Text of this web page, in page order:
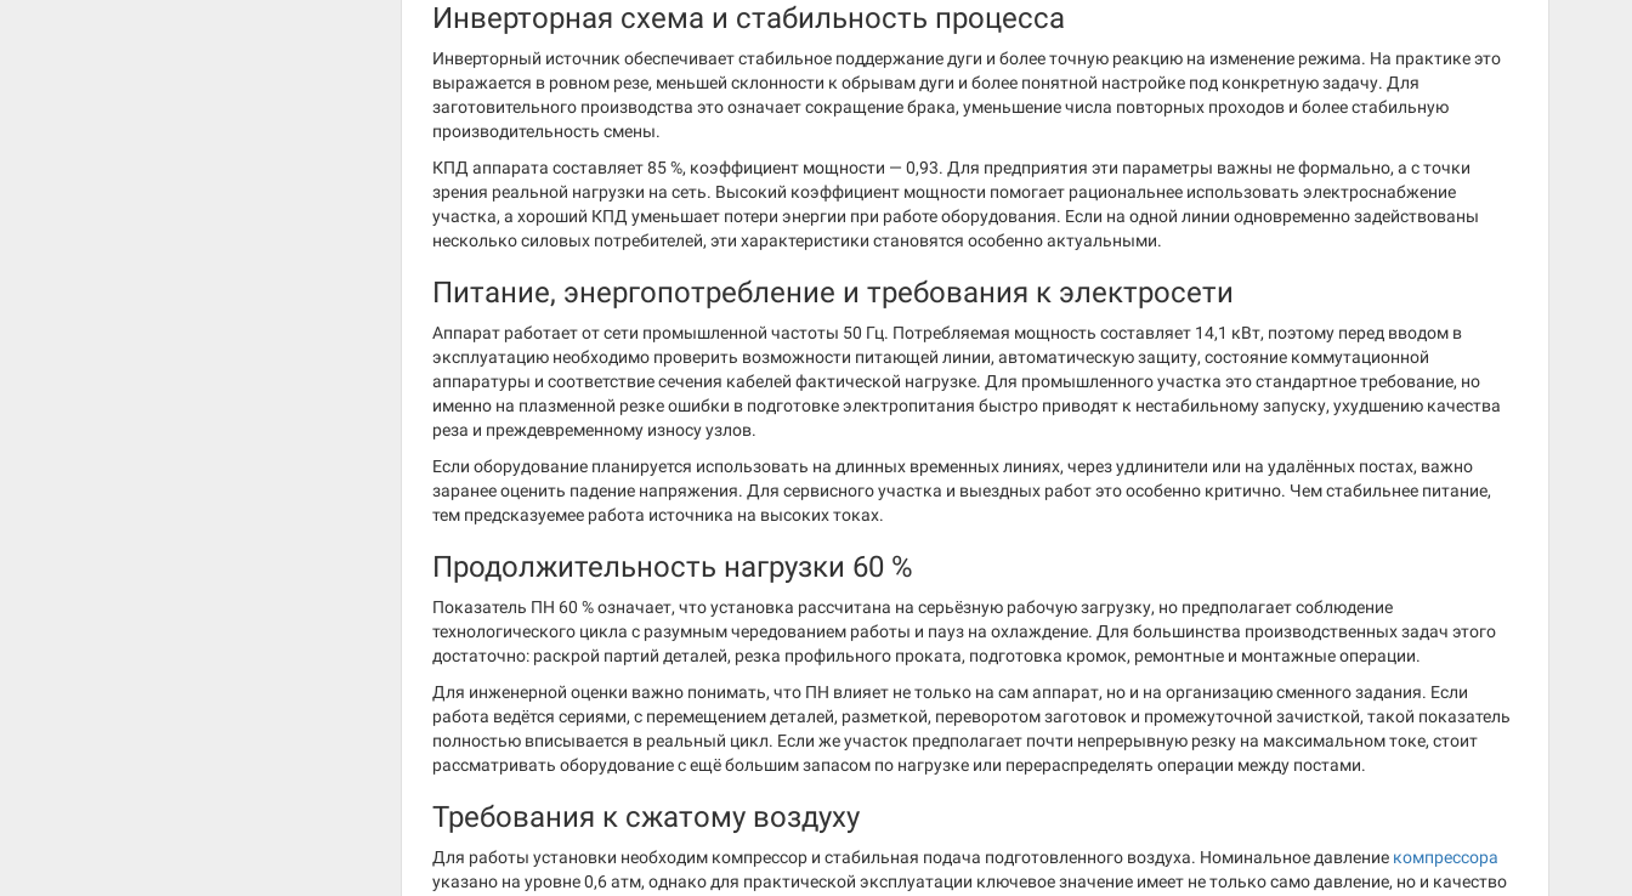
Инверторная схема и стабильность процесса
Инверторный источник обеспечивает стабильное поддержание дуги и более точную реакцию на изменение режима. На практике это
выражается в ровном резе, меньшей склонности к обрывам дуги и более понятной настройке под конкретную задачу. Для
заготовительного производства это означает сокращение брака, уменьшение числа повторных проходов и более стабильную
производительность смены.
КПД аппарата составляет 85 %, коэффициент мощности — 0,93. Для предприятия эти параметры важны не формально, а с точки
зрения реальной нагрузки на сеть. Высокий коэффициент мощности помогает рациональнее использовать электроснабжение
участка, а хороший КПД уменьшает потери энергии при работе оборудования. Если на одной линии одновременно задействованы
несколько силовых потребителей, эти характеристики становятся особенно актуальными.
Питание, энергопотребление и требования к электросети
Аппарат работает от сети промышленной частоты 50 Гц. Потребляемая мощность составляет 14,1 кВт, поэтому перед вводом в
эксплуатацию необходимо проверить возможности питающей линии, автоматическую защиту, состояние коммутационной
аппаратуры и соответствие сечения кабелей фактической нагрузке. Для промышленного участка это стандартное требование, но
именно на плазменной резке ошибки в подготовке электропитания быстро приводят к нестабильному запуску, ухудшению качества
реза и преждевременному износу узлов.
Если оборудование планируется использовать на длинных временных линиях, через удлинители или на удалённых постах, важно
заранее оценить падение напряжения. Для сервисного участка и выездных работ это особенно критично. Чем стабильнее питание,
тем предсказуемее работа источника на высоких токах.
Продолжительность нагрузки 60 %
Показатель ПН 60 % означает, что установка рассчитана на серьёзную рабочую загрузку, но предполагает соблюдение
технологического цикла с разумным чередованием работы и пауз на охлаждение. Для большинства производственных задач этого
достаточно: раскрой партий деталей, резка профильного проката, подготовка кромок, ремонтные и монтажные операции.
Для инженерной оценки важно понимать, что ПН влияет не только на сам аппарат, но и на организацию сменного задания. Если
работа ведётся сериями, с перемещением деталей, разметкой, переворотом заготовок и промежуточной зачисткой, такой показатель
полностью вписывается в реальный цикл. Если же участок предполагает почти непрерывную резку на максимальном токе, стоит
рассматривать оборудование с ещё большим запасом по нагрузке или перераспределять операции между постами.
Требования к сжатому воздуху
Для работы установки необходим компрессор и стабильная подача подготовленного воздуха. Номинальное давление компрессора
указано на уровне 0,6 атм, однако для практической эксплуатации ключевое значение имеет не только само давление, но и качество